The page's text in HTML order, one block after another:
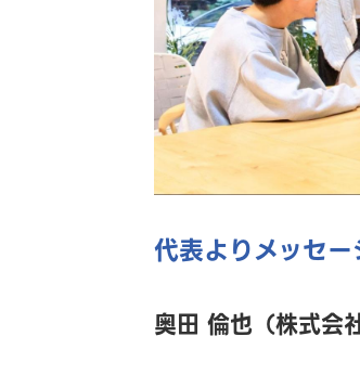
代表よりメッセ
奥田 倫也（株式